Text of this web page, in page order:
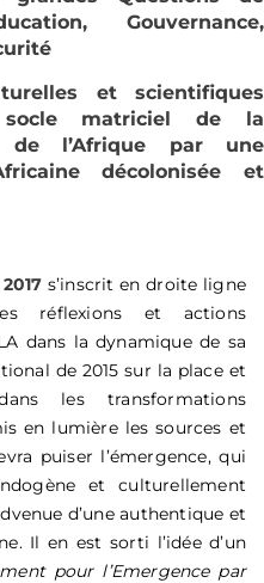
Gouvernance,
et scientifiques
socle matriciel de la
de l’Afrique par une
décolonisée et
s’inscrit en droite ligne
réflexions et actions
dans la dynamique de sa
de 2015 sur la place et
les transformations
en lumière les sources et
puiser l’émergence, qui
et culturellement
d’une authentique et
Il en est sorti l’idée d’un
pour l’Emergence par